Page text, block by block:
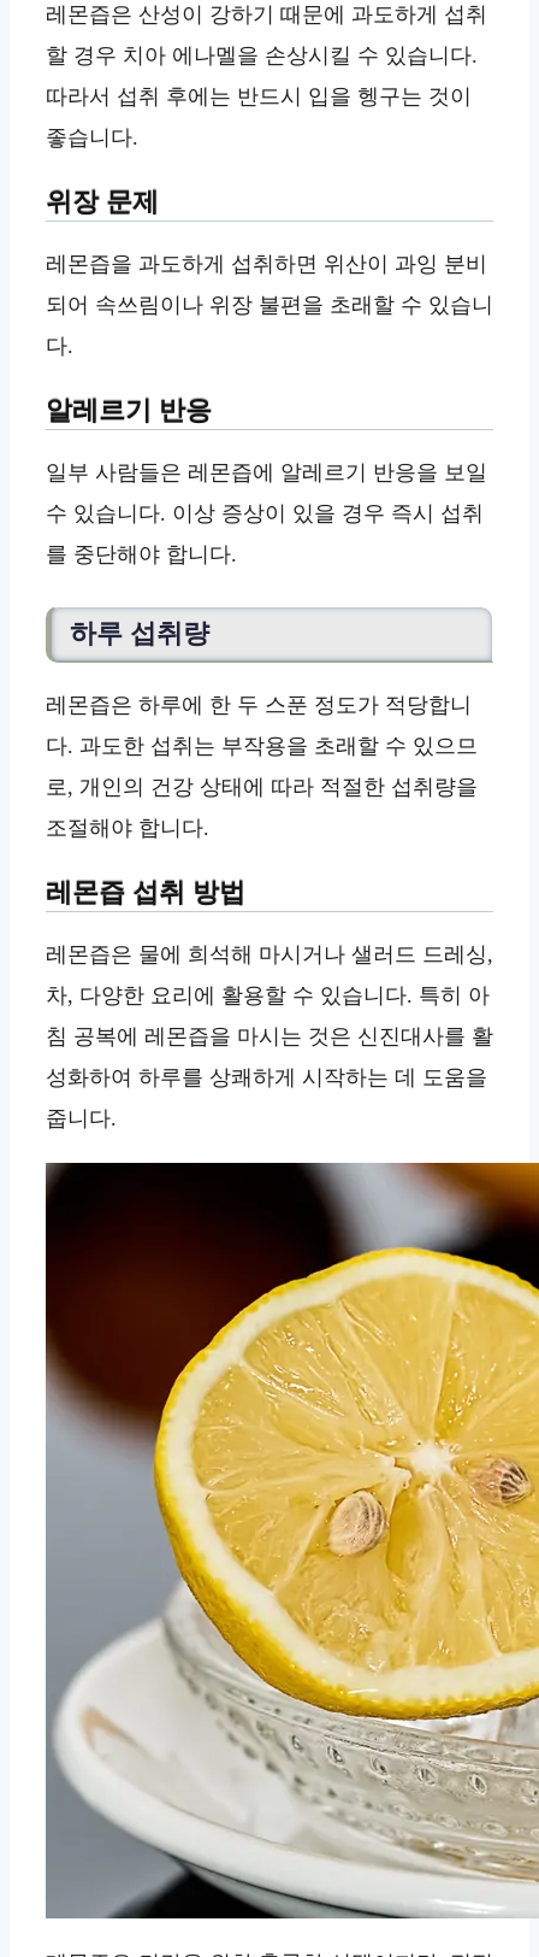
레몬즙은 산성이 강하기 때문에 과도하게 섭취
할 경우 치아 에나멜을 손상시킬 수 있습니다.
따라서 섭취 후에는 반드시 입을 헹구는 것이
좋습니다.
위장 문제
레몬즙을 과도하게 섭취하면 위산이 과잉 분비
되어 속쓰림이나 위장 불편을 초래할 수 있습니
다.
알레르기 반응
일부 사람들은 레몬즙에 알레르기 반응을 보일
수 있습니다. 이상 증상이 있을 경우 즉시 섭취
를 중단해야 합니다.
하루 섭취량
레몬즙은 하루에 한 두 스푼 정도가 적당합니
다. 과도한 섭취는 부작용을 초래할 수 있으므
로, 개인의 건강 상태에 따라 적절한 섭취량을
조절해야 합니다.
레몬즙 섭취 방법
레몬즙은 물에 희석해 마시거나 샐러드 드레싱,
차, 다양한 요리에 활용할 수 있습니다. 특히 아
침 공복에 레몬즙을 마시는 것은 신진대사를 활
성화하여 하루를 상쾌하게 시작하는 데 도움을
줍니다.